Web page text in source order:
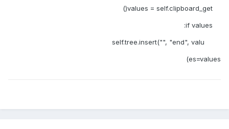
es=values)